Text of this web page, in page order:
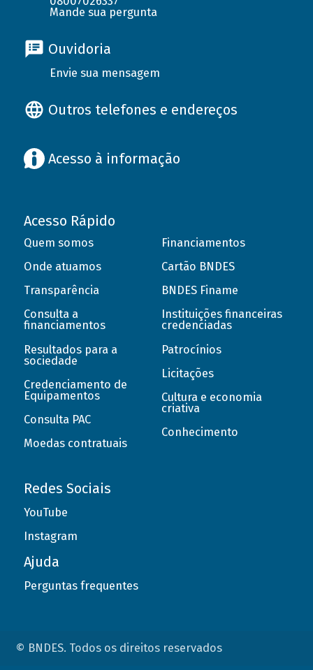
Mande sua pergunta
Ouvidoria
Envie sua mensagem
Outros telefones e endereços
Acesso à informação
Acesso Rápido
Quem somos
Onde atuamos
Transparência
Consulta a
financiamentos
Resultados para a
sociedade
Credenciamento de
Equipamentos
Consulta PAC
Moedas contratuais
Financiamentos
Cartão BNDES
BNDES Finame
Instituições financeiras
credenciadas
Patrocínios
Licitações
Cultura e economia
criativa
Conhecimento
Redes Sociais
YouTube
Instagram
Ajuda
Perguntas frequentes
© BNDES. Todos os direitos reservados